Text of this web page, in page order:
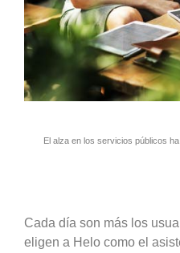
El alza en los servicios públicos
Cada día son más los
eligen a Helo como el